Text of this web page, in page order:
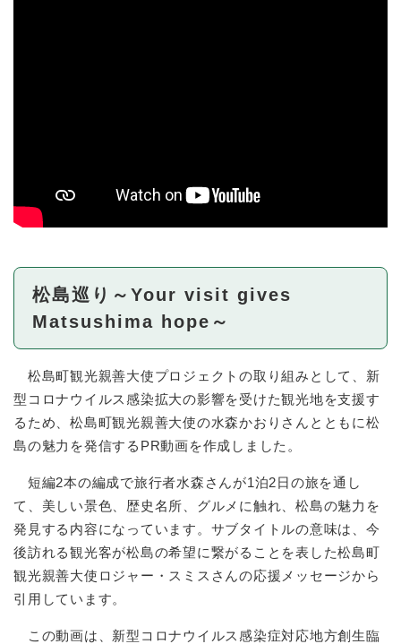
松島巡り～Your visit gives
Matsushima hope～
松島町観光親善大使プロジェクトの取り組みとして、新
型コロナウイルス感染拡大の影響を受けた観光地を支援す
るため、松島町観光親善大使の水森かおりさんとともに松
島の魅力を発信するPR動画を作成しました。
短編2本の編成で旅行者水森さんが1泊2日の旅を通し
て、美しい景色、歴史名所、グルメに触れ、松島の魅力を
発見する内容になっています。サブタイトルの意味は、今
後訪れる観光客が松島の希望に繋がることを表した松島町
観光親善大使ロジャー・スミスさんの応援メッセージから
引用しています。
この動画は、新型コロナウイルス感染症対応地方創生臨